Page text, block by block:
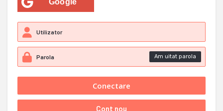
Google
Am uitat parola